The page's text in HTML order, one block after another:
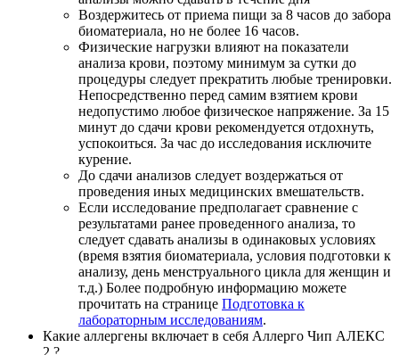
Воздержитесь от приема пищи за 8 часов до забора
биоматериала, но не более 16 часов.
Физические нагрузки влияют на показатели
анализа крови, поэтому минимум за сутки до
процедуры следует прекратить любые тренировки.
Непосредственно перед самим взятием крови
недопустимо любое физическое напряжение. За 15
минут до сдачи крови рекомендуется отдохнуть,
успокоиться. За час до исследования исключите
курение.
До сдачи анализов следует воздержаться от
проведения иных медицинских вмешательств.
Если исследование предполагает сравнение с
результатами ранее проведенного анализа, то
следует сдавать анализы в одинаковых условиях
(время взятия биоматериала, условия подготовки к
анализу, день менструального цикла для женщин и
т.д.) Более подробную информацию можете
прочитать на странице Подготовка к
лабораторным исследованиям.
Какие аллергены включает в себя Аллерго Чип АЛЕКС